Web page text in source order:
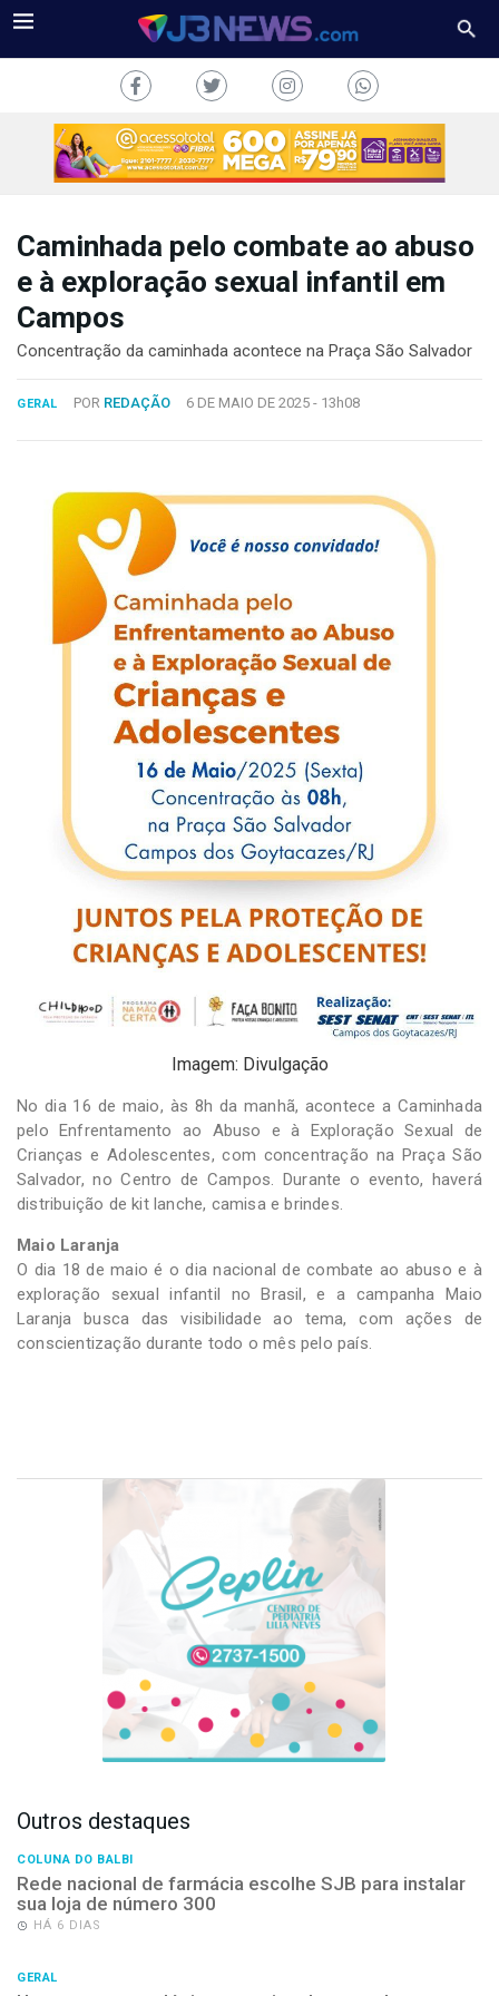
TV
COLUNAS
FALE
Desenvolvido
Sistemas
Caminhada pelo combate ao abuso
e à exploração sexual infantil em
Campos
Concentração da caminhada acontece na Praça São Salvador
GERAL POR REDAÇÃO 6 DE MAIO DE 2025 - 13h08
Imagem: Divulgação
No dia 16 de maio, às 8h da manhã, acontece a Caminhada
pelo Enfrentamento ao Abuso e à Exploração Sexual de
Crianças e Adolescentes, com concentração na Praça São
Salvador, no Centro de Campos. Durante o evento, haverá
distribuição de kit lanche, camisa e brindes.
Maio Laranja
O dia 18 de maio é o dia nacional de combate ao abuso e à
exploração sexual infantil no Brasil, e a campanha Maio
Laranja busca das visibilidade ao tema, com ações de
conscientização durante todo o mês pelo país.
Outros destaques
COLUNA DO BALBI
Rede nacional de farmácia escolhe SJB para instalar
sua loja de número 300
HÁ 6 DIAS
GERAL